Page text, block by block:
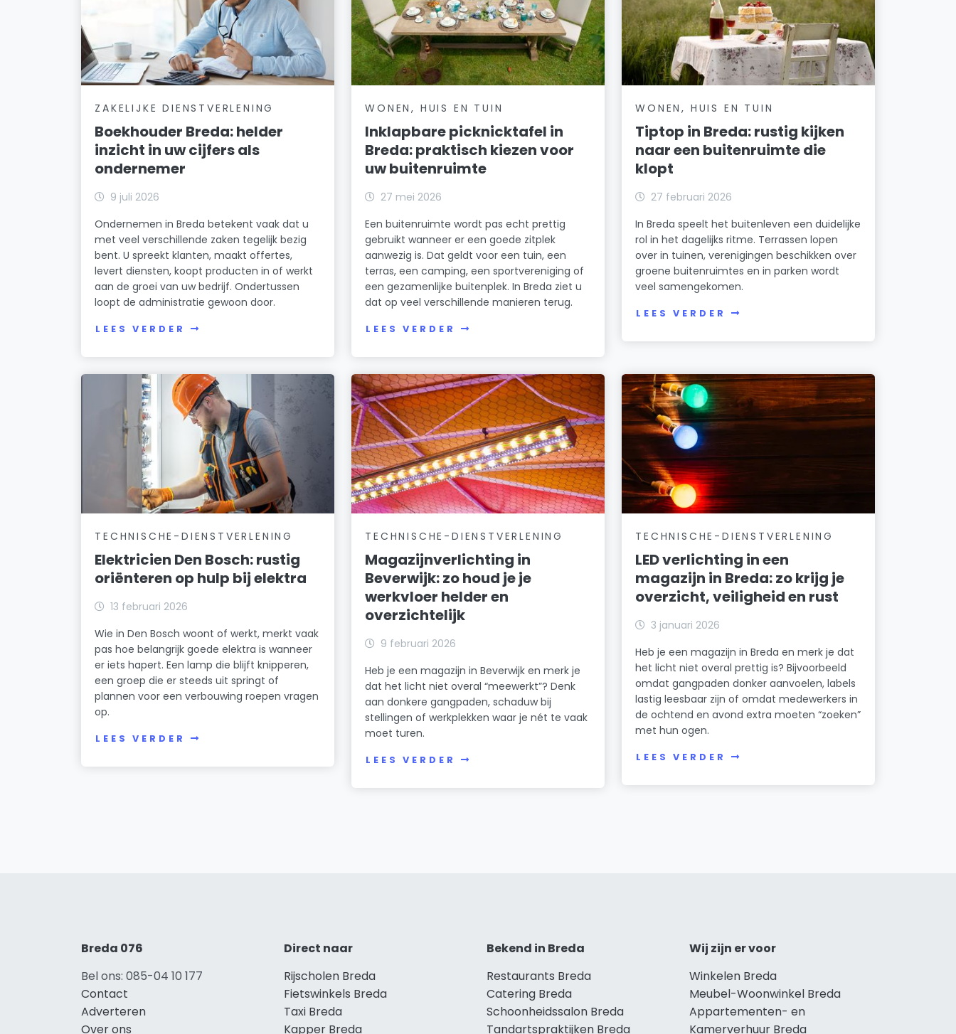
ZAKELIJKE DIENSTVERLENING
Boekhouder Breda: helder
inzicht in uw cijfers als
ondernemer
9 juli 2026
Ondernemen in Breda betekent vaak dat u
met veel verschillende zaken tegelijk bezig
bent. U spreekt klanten, maakt offertes,
levert diensten, koopt producten in of werkt
aan de groei van uw bedrijf. Ondertussen
loopt de administratie gewoon door.
LEES VERDER
WONEN, HUIS EN TUIN
Inklapbare picknicktafel in
Breda: praktisch kiezen voor
uw buitenruimte
27 mei 2026
Een buitenruimte wordt pas echt prettig
gebruikt wanneer er een goede zitplek
aanwezig is. Dat geldt voor een tuin, een
terras, een camping, een sportvereniging of
een gezamenlijke buitenplek. In Breda ziet u
dat op veel verschillende manieren terug.
LEES VERDER
WONEN, HUIS EN TUIN
Tiptop in Breda: rustig kijken
naar een buitenruimte die
klopt
27 februari 2026
In Breda speelt het buitenleven een duidelijke
rol in het dagelijks ritme. Terrassen lopen
over in tuinen, verenigingen beschikken over
groene buitenruimtes en in parken wordt
veel samengekomen.
LEES VERDER
TECHNISCHE-DIENSTVERLENING
Elektricien Den Bosch: rustig
oriënteren op hulp bij elektra
13 februari 2026
Wie in Den Bosch woont of werkt, merkt vaak
pas hoe belangrijk goede elektra is wanneer
er iets hapert. Een lamp die blijft knipperen,
een groep die er steeds uit springt of
plannen voor een verbouwing roepen vragen
op.
LEES VERDER
TECHNISCHE-DIENSTVERLENING
Magazijnverlichting in
Beverwijk: zo houd je je
werkvloer helder en
overzichtelijk
9 februari 2026
Heb je een magazijn in Beverwijk en merk je
dat het licht niet overal “meewerkt”? Denk
aan donkere gangpaden, schaduw bij
stellingen of werkplekken waar je nét te vaak
moet turen.
LEES VERDER
TECHNISCHE-DIENSTVERLENING
LED verlichting in een
magazijn in Breda: zo krijg je
overzicht, veiligheid en rust
3 januari 2026
Heb je een magazijn in Breda en merk je dat
het licht niet overal prettig is? Bijvoorbeeld
omdat gangpaden donker aanvoelen, labels
lastig leesbaar zijn of omdat medewerkers in
de ochtend en avond extra moeten “zoeken”
met hun ogen.
LEES VERDER
Breda 076
Bel ons: 085-04 10 177
Contact
Adverteren
Over ons
Direct naar
Rijscholen Breda
Fietswinkels Breda
Taxi Breda
Kapper Breda
Bekend in Breda
Restaurants Breda
Catering Breda
Schoonheidssalon Breda
Tandartspraktijken Breda
Wij zijn er voor
Winkelen Breda
Meubel-Woonwinkel Breda
Appartementen- en
Kamerverhuur Breda